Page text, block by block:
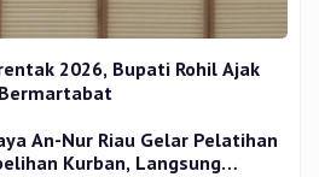
2026, Bupati Rohil Ajak
An-Nur Riau Gelar Pelatihan
Kurban, Langsung